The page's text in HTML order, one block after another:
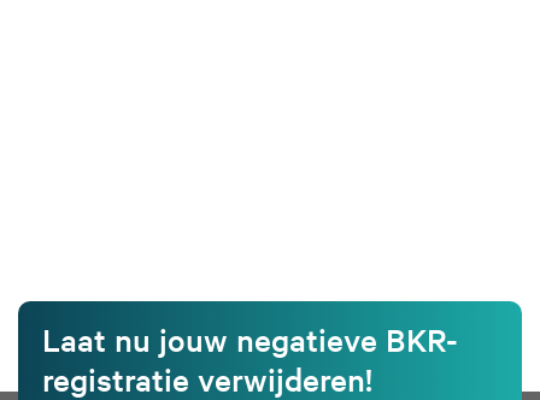
Laat nu jouw negatieve BKR-
registratie verwijderen!